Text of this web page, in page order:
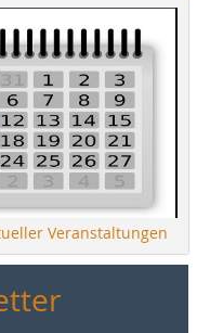
Veranstaltungen